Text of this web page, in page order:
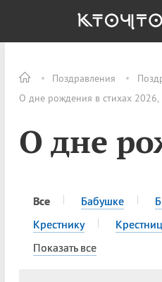
Поздравления
О дне рождения в стихах 2026,
О дне
Все Бабушке
Крестнику
Показать все